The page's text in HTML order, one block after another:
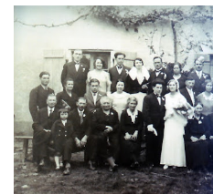
Jésus
a
disparu,
Jolicoeur
prend
les
choses
en
mains
!